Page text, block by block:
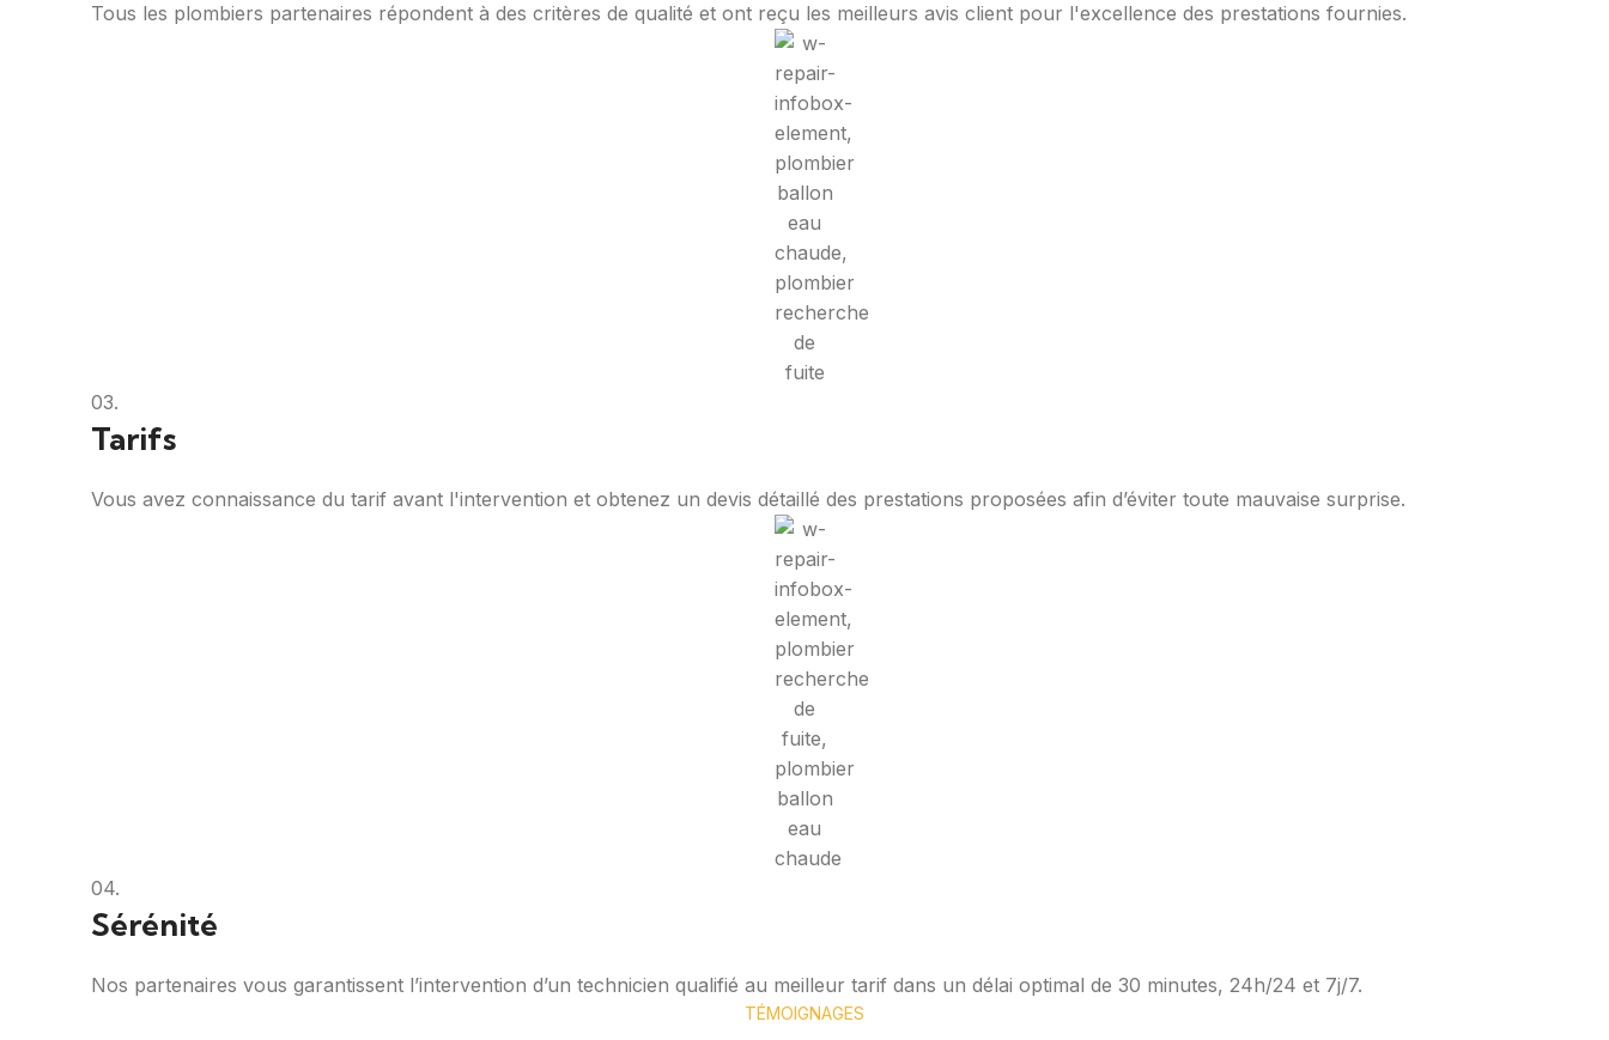
Tous les plombiers partenaires répondent à des critères de qualité et ont reçu les meilleurs avis client pour l'excellence des prestations fournies.
03.
Tarifs
Vous avez connaissance du tarif avant l'intervention et obtenez un devis détaillé des prestations proposées afin d’éviter toute mauvaise surprise.
04.
Sérénité
Nos partenaires vous garantissent l’intervention d’un technicien qualifié au meilleur tarif dans un délai optimal de 30 minutes, 24h/24 et 7j/7.
TÉMOIGNAGES